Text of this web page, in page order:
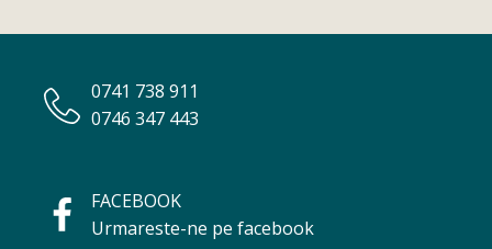
0741 738 911
0746 347 443
FACEBOOK
Urmareste-ne pe facebook